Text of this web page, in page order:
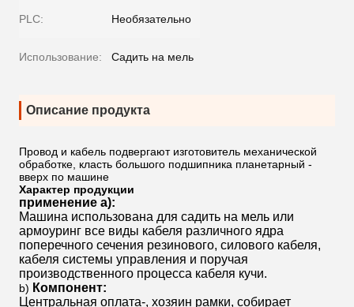
PLC: Необязательно
Использование: Садить на мель
Описание продукта
Провод и кабель подвергают изготовитель механической
обработке, класть большого подшипника планетарный -
вверх по машине
Характер продукции
применение а):
Машина использована для садить на мель или
армоуринг все виды кабеля различного ядра
поперечного сечения резинового, силового кабеля,
кабеля системы управления и поручая
производственного процесса кабеля кучи.
b) Компонент:
Центральная оплата-, хозяин рамки, собирает